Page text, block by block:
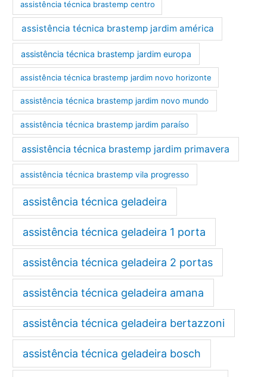
assistência técnica brastemp centro
assistência técnica brastemp jardim américa
assistência técnica brastemp jardim europa
assistência técnica brastemp jardim novo horizonte
assistência técnica brastemp jardim novo mundo
assistência técnica brastemp jardim paraíso
assistência técnica brastemp jardim primavera
assistência técnica brastemp vila progresso
assistência técnica geladeira
assistência técnica geladeira 1 porta
assistência técnica geladeira 2 portas
assistência técnica geladeira amana
assistência técnica geladeira bertazzoni
assistência técnica geladeira bosch